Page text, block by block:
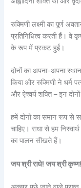
रुक्मिणी लक्ष्मी का पूर्ण
प्रतिनिधित्व करती हैं। वे
के रूप में प्रकट हुईं।
दोनों का अपना-अपना
किया और रुक्मिणी ने धर्म
और ऐश्वर्य शक्ति – इन
हमें दोनों का समान रूप से
चाहिए। राधा से हम
का पालन सीखते हैं।
जय श्री राधे! जय श्री